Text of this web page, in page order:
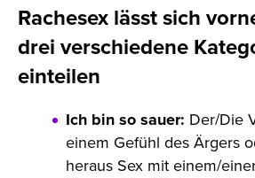
Rachesex lässt sich
drei verschiedene
einteilen
Ich bin so sauer: Der/Die
einem Gefühl des Ärgers
heraus Sex mit einem/